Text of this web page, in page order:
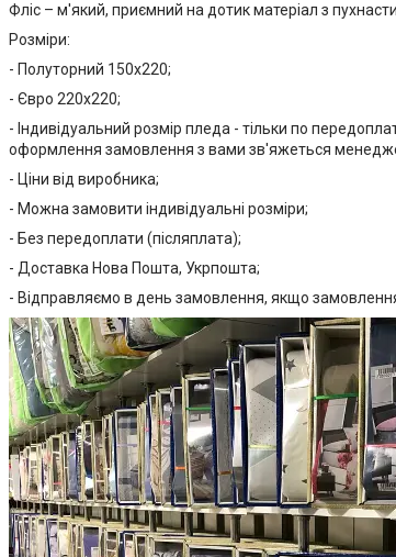
Фліс – м'який, приємний на дотик матеріал з
Розміри:
- Полуторний 150х220;
- Євро 220х220;
- Індивідуальний розмір пледа - тільки по
оформлення замовлення з вами зв'яжеться
- Ціни від виробника;
- Можна замовити індивідуальні розміри;
- Без передоплати (післяплата);
- Доставка Нова Пошта, Укрпошта;
- Відправляємо в день замовлення, якщо